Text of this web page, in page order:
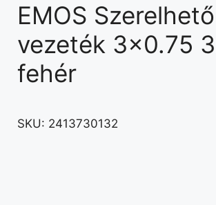
EMOS Szerelhető
vezeték 3×0.75
fehér
SKU: 2413730132